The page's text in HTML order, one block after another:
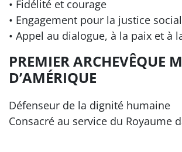
• Fidélité et courage
• Engagement pour la justice
• Appel au dialogue, à la paix et à
PREMIER ARCHEVÊQUE
D’AMÉRIQUE
Défenseur de la dignité humaine
Consacré au service du Royaume